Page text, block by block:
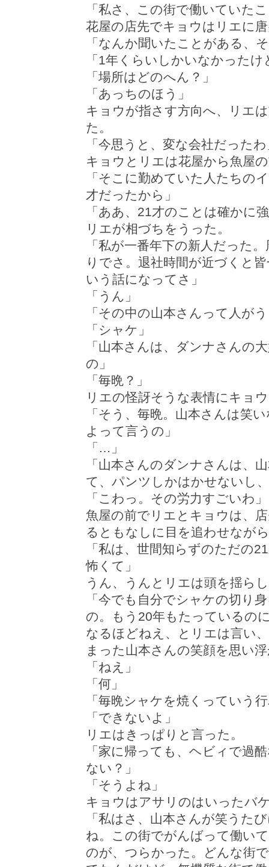
「私さ、この街で働いていた
花屋の店先でキョウはリエに
「なんか聞いたことがある、
「1年くらいしかいなかったけ
「場所はどのへん？」
「あっちのほう」
キョウが指さす方向へ、リエ
た。
「今思うと、変な会社だった
キョウとリエは花屋から魚屋
「そこに勤めていた人たちの
才だったから」
「ああ、21才のことは確かに
リエが相づちをうった。
「私が一番年下の新人だった
りでさ。退社時間が近づくと
いう話になってさ」
「うん」
「その中の山本さんって人が
「シャケ」
「山本さんは、ダンナさんの
の」
「毎晩？」
リエの怪訝そうな表情にキョ
「そう、毎晩。山本さんは笑
よって言うの」
「…」
「山本さんのダンナさんは、
て、パンツしかはかせないし
「こわっ。その労力すごいわ」
魚屋の前でリエとキョウは、
るともなしに目を追わせなが
「私は、世間知らずのただの
怖くて」
うん、うんとリエは頭を揺ら
「今でも自分でシャケの切り
の。もう20年もたっているの
なるほどねえ、とリエは言い
まった山本さんの笑顔を思い
「ねえ」
「何」
「毎晩シャケを焼くっていう
「できないよ」
リエはきっぱりと言った。
「家に帰っても、ヘビィで過
ない？」
「そうよね」
キョウはアサリのはいったバ
「私はさ、山本さんが笑うた
ね。この街でがんばって働い
のが、つらかった。どんな街